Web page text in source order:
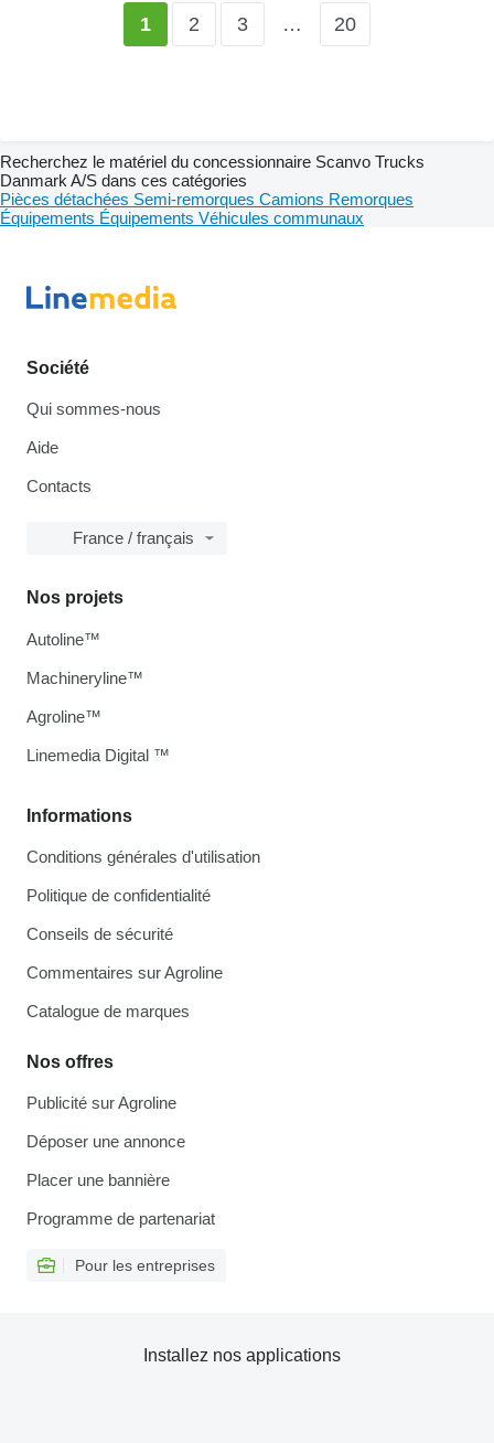
1 2 3 … 20
Recherchez le matériel du concessionnaire Scanvo Trucks
Danmark A/S dans ces catégories
Pièces détachées Semi-remorques Camions Remorques
Équipements Équipements Véhicules communaux
Société
Qui sommes-nous
Aide
Contacts
France / français
Informations
Conditions générales d'utilisation
Politique de confidentialité
Conseils de sécurité
Commentaires sur Agroline
Catalogue de marques
Nos offres
Publicité sur Agroline
Déposer une annonce
Placer une bannière
Programme de partenariat
Pour les entreprises
Nos projets
Autoline™
Machineryline™
Agroline™
Linemedia Digital ™
Installez nos applications